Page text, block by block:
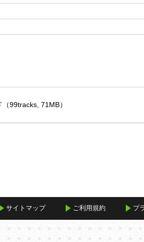
99tracks, 71MB）
サイトマップ ご利用規約 プ